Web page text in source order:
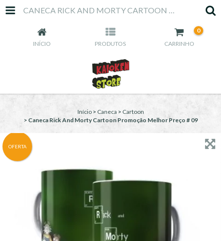
CANECA RICK AND MORTY CARTOON PROMOÇÃO MELHOR PREÇO # 09
INÍCIO PRODUTOS CARRINHO
0
Início > Caneca > Cartoon
> Caneca Rick And Morty Cartoon Promoção Melhor Preço # 09
OFERTA